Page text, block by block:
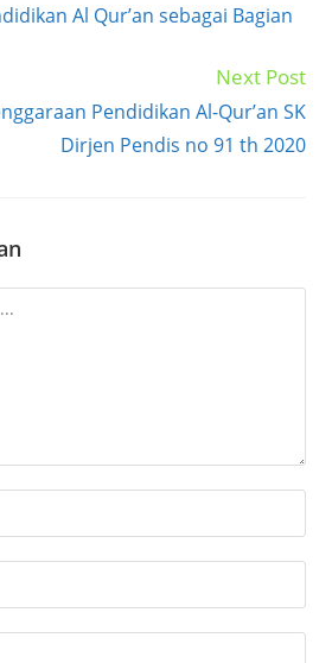
Al Qur’an sebagai Bagian
Next Post
Pendidikan Al-Qur’an SK
Dirjen Pendis no 91 th 2020